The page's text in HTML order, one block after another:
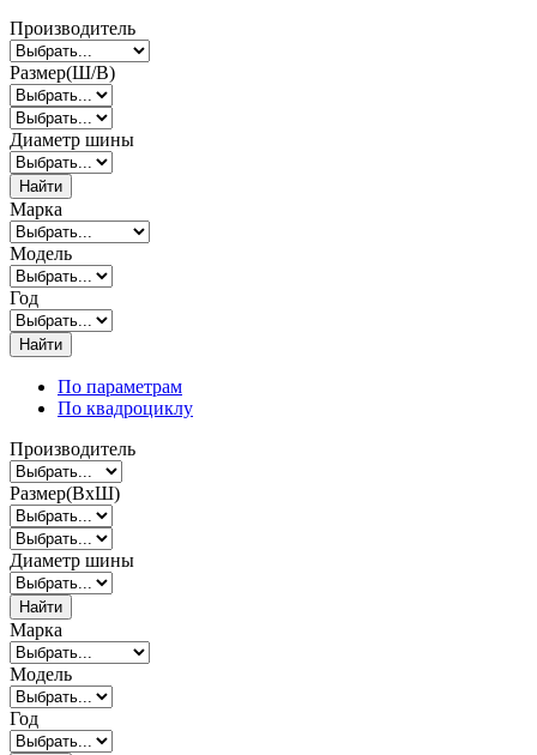
Производитель
Размер(Ш/В)
Диаметр шины
Найти
Марка
Модель
Год
Найти
По параметрам
По квадроциклу
Производитель
Размер(ВxШ)
Диаметр шины
Найти
Марка
Модель
Год